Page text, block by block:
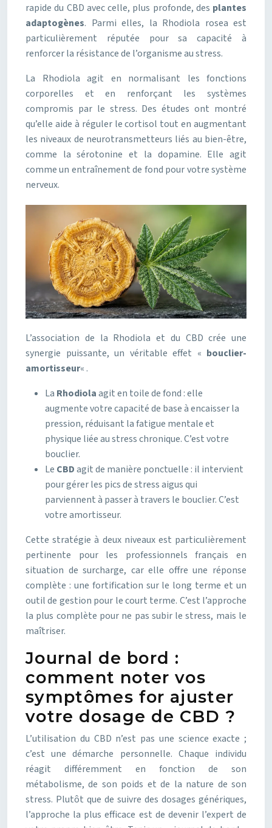
rapide du CBD avec celle, plus profonde, des plantes
adaptogènes. Parmi elles, la Rhodiola rosea est
particulièrement réputée pour sa capacité à
renforcer la résistance de l’organisme au stress.
La Rhodiola agit en normalisant les fonctions
corporelles et en renforçant les systèmes
compromis par le stress. Des études ont montré
qu’elle aide à réguler le cortisol tout en augmentant
les niveaux de neurotransmetteurs liés au bien-être,
comme la sérotonine et la dopamine. Elle agit
comme un entraînement de fond pour votre système
nerveux.
L’association de la Rhodiola et du CBD crée une
synergie puissante, un véritable effet « bouclier-
amortisseur« .
La Rhodiolaagit en toile de fond : elle
augmente votre capacité de base à encaisser la
pression, réduisant la fatigue mentale et
physique liée au stress chronique. C’est votre
bouclier.
Le CBDagit de manière ponctuelle : il intervient
pour gérer les pics de stress aigus qui
parviennent à passer à travers le bouclier. C’est
votre amortisseur.
Cette stratégie à deux niveaux est particulièrement
pertinente pour les professionnels français en
situation de surcharge, car elle offre une réponse
complète : une fortification sur le long terme et un
outil de gestion pour le court terme. C’est l’approche
la plus complète pour ne pas subir le stress, mais le
maîtriser.
Journal de bord :
comment noter vos
symptômes for ajuster
votre dosage de CBD ?
L’utilisation du CBD n’est pas une science exacte ;
c’est une démarche personnelle. Chaque individu
réagit différemment en fonction de son
métabolisme, de son poids et de la nature de son
stress. Plutôt que de suivre des dosages génériques,
l’approche la plus efficace est de devenir l’expert de